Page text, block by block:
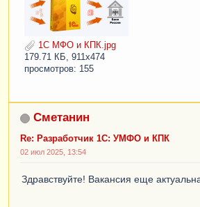
1С МФО и КПК.jpg
179.71 КБ, 911x474
просмотров: 155
Сметанин
Re: Разработчик 1С: УМФО и КПК
02 июл 2025, 13:54
Здравствуйте! Вакансия еще